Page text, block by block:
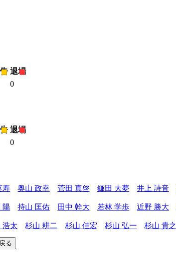
退場
0
退場
0
寿 奥山 政幸 菅田 真啓 鎌田 大夢 井上 詩音
陽 持山 匡佑 田中 幹大 若林 学歩 近野 勝大
浩太 杉山 耕二 杉山 佳宏 杉山 弘一 杉山 貴之
る